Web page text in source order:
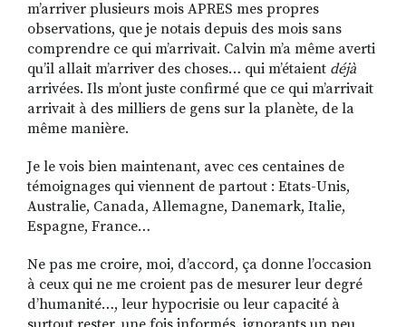
m’arriver plusieurs mois APRES mes propres
observations, que je notais depuis des mois sans
comprendre ce qui m’arrivait. Calvin m’a même averti
qu’il allait m’arriver des choses… qui m’étaient déjà
arrivées. Ils m’ont juste confirmé que ce qui m’arrivait
arrivait à des milliers de gens sur la planète, de la
même manière.
Je le vois bien maintenant, avec ces centaines de
témoignages qui viennent de partout : Etats-Unis,
Australie, Canada, Allemagne, Danemark, Italie,
Espagne, France…
Ne pas me croire, moi, d’accord, ça donne l’occasion
à ceux qui ne me croient pas de mesurer leur degré
d’humanité…, leur hypocrisie ou leur capacité à